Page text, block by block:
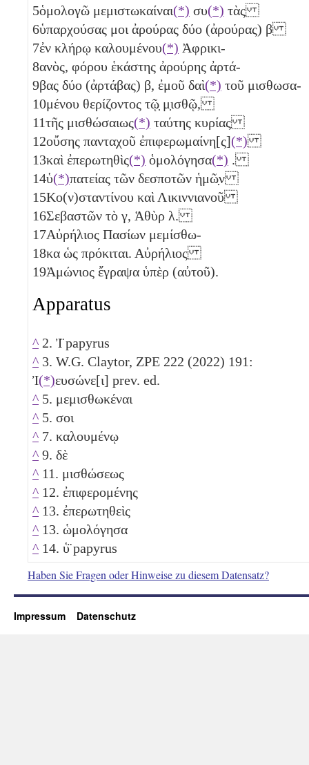
5ὁμολογῶ μεμιστωκαίναι(*) συ(*) τὰς
6ὑπαρχούσας μοι ἀρούρας δύο (ἀρούρας) β
7ἐν κλήρῳ καλουμένου(*) Ἀφρικι-
8ανὸς, φόρου ἑκάστης ἀρούρης ἀρτά-
9βας δύο (ἀρτάβας) β, ἐμοῦ δαὶ(*) τοῦ μισθωσα-
10μένου θερίζοντος τῷ̣ μ̣ισθῷ,
11τῆς μισθώσαιως(*) ταύτης κυρίας
12οὔσης πανταχοῦ ἐπιφερωμαίνη[ς](*)
13καὶ ἐπερωτηθὶς(*) ὁμολόγησα(*) .
14ὑ(*)πατείας τῶν δεσποτῶν ἡμῶ̣ν
15Κο(ν)σταντίνου καὶ Λικιννιανοῦ
16Σεβαστῶν τὸ γ, Ἁθὺρ λ.
17Αὐρήλιος Πασίων μεμίσθω-
18κα ὡς πρόκιται. Αὐρήλιος
19Ἀμώνιος ἔγραψα ὑπὲρ (αὐτοῦ).
Apparatus
^ 2. Ἰ̈ papyrus
^ 3. W.G. Claytor, ZPE 222 (2022) 191:
Ἰ(*)ευσώνε[ι] prev. ed.
^ 5. μεμισθωκέναι
^ 5. σοι
^ 7. καλουμένῳ
^ 9. δὲ
^ 11. μισθώσεως
^ 12. ἐπιφερομένης
^ 13. ἐπερωτηθεὶς
^ 13. ὡμολόγησα
^ 14. ὑ̈ papyrus
Haben Sie Fragen oder Hinweise zu diesem Datensatz?
Impressum Datenschutz